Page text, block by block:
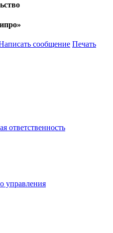
сообщение Печать
ответственность
управления